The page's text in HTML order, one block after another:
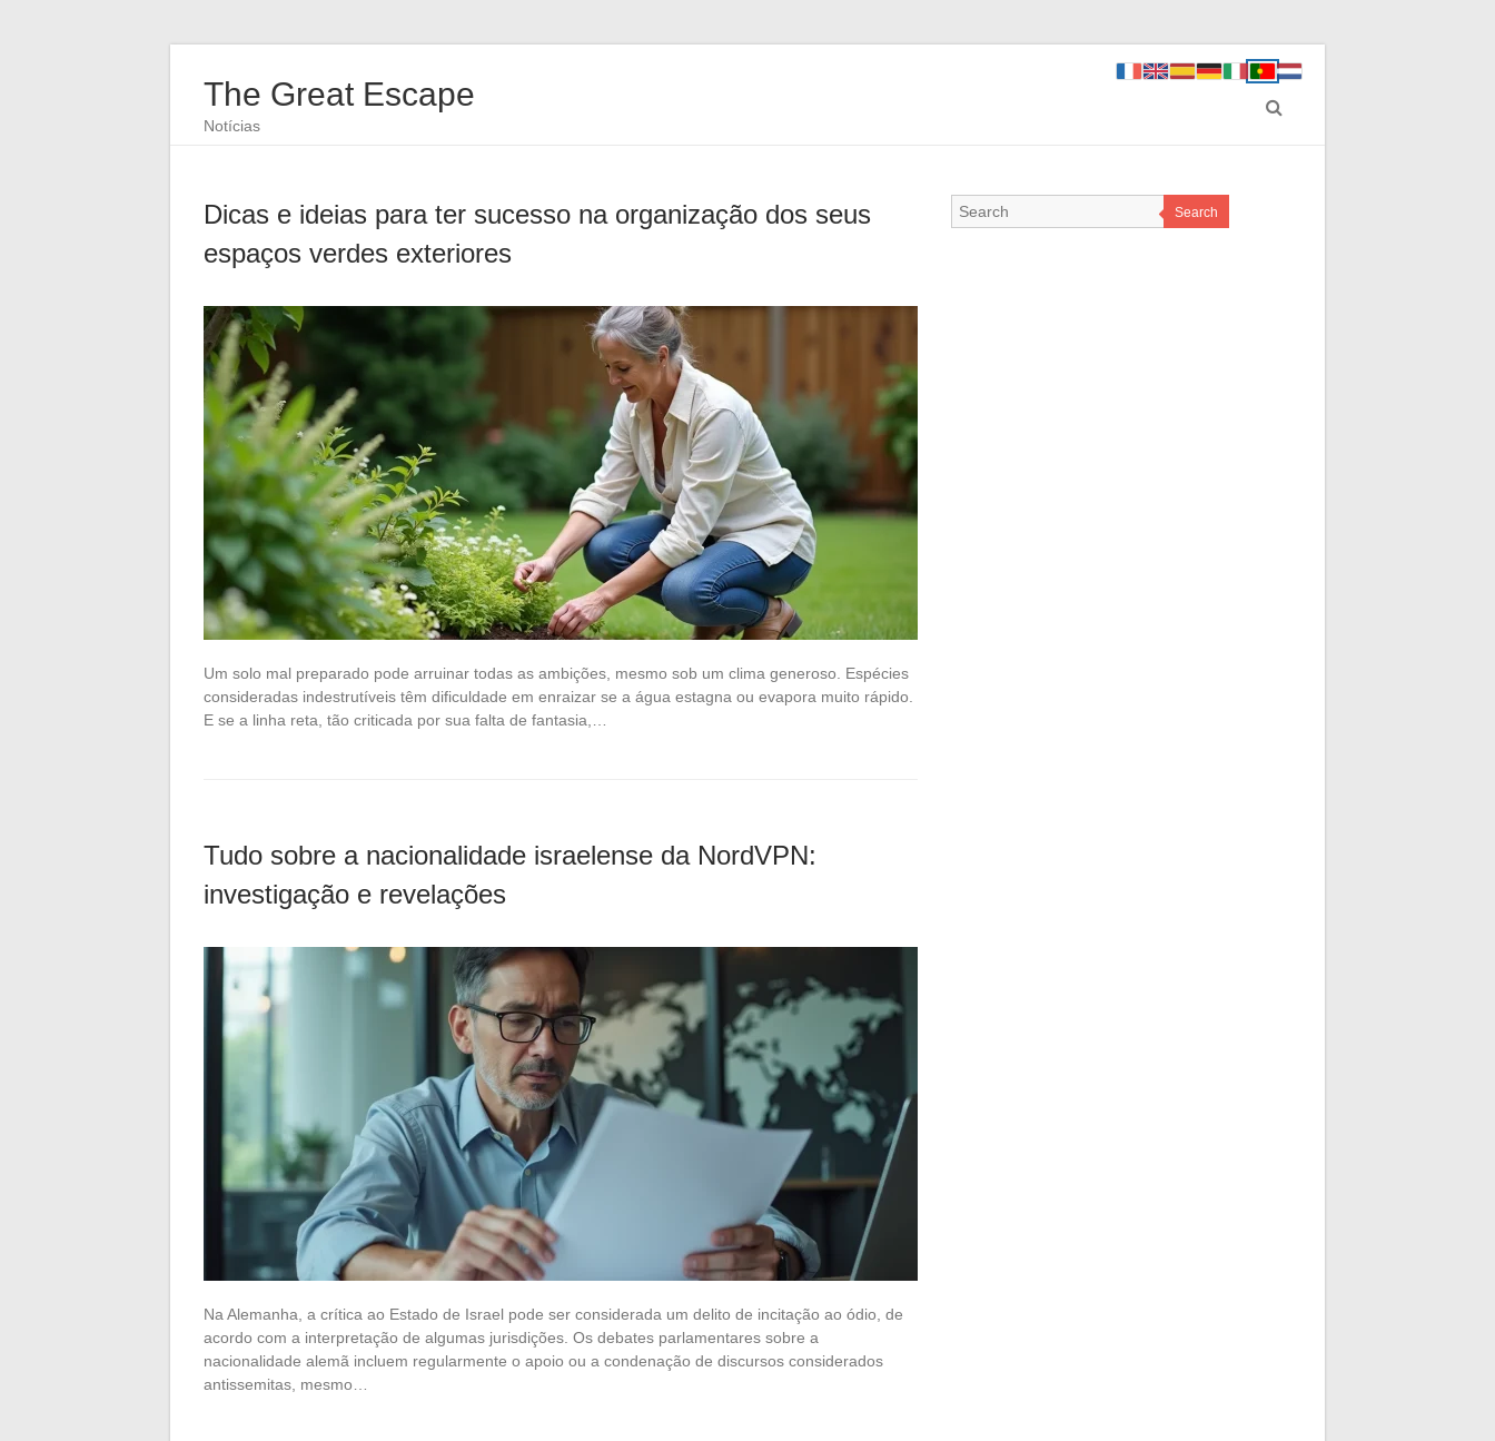
The Great Escape
Notícias
Dicas e ideias para ter sucesso na organização dos seus
espaços verdes exteriores
Um solo mal preparado pode arruinar todas as ambições, mesmo sob um clima generoso. Espécies
consideradas indestrutíveis têm dificuldade em enraizar se a água estagna ou evapora muito rápido.
E se a linha reta, tão criticada por sua falta de fantasia,…
Tudo sobre a nacionalidade israelense da NordVPN:
investigação e revelações
Na Alemanha, a crítica ao Estado de Israel pode ser considerada um delito de incitação ao ódio, de
acordo com a interpretação de algumas jurisdições. Os debates parlamentares sobre a
nacionalidade alemã incluem regularmente o apoio ou a condenação de discursos considerados
antissemitas, mesmo…
Search